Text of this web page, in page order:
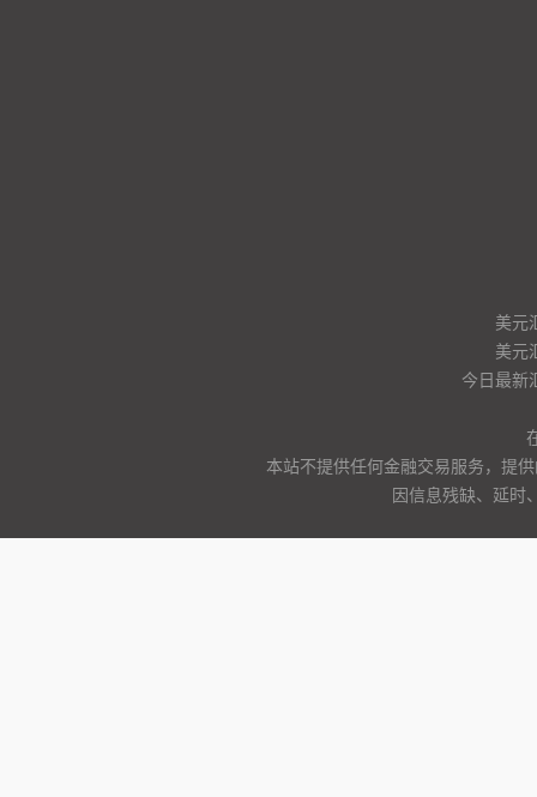
美元
美元
今日最新
本站不提供任何金融交易服务，提
因信息残缺、延时